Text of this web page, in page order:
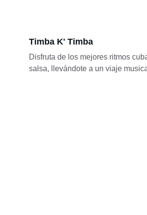
Timba K' Timba
Disfruta de los mejores ritmos
salsa, llevándote a un viaje